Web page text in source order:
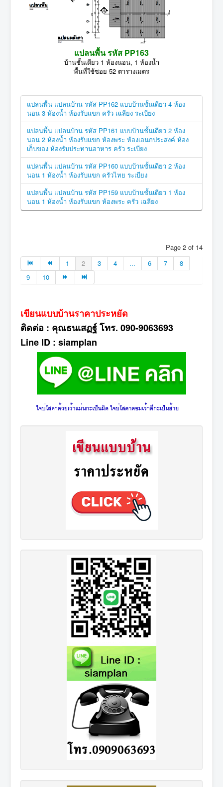
แปลนพื้น รหัส PP163
บ้านชั้นเดียว 1 ห้องนอน, 1 ห้องน้ำ
พื้นที่ใช้ซอย 52 ตารางเมตร
แปลนพื้น แปลนบ้าน รหัส PP162 แบบบ้านชั้นเดียว 4 ห้อง
นอน 3 ห้องน้ำ ห้องรับแขก ครัว เฉลียง ระเบียง
แปลนพื้น แปลนบ้าน รหัส PP161 แบบบ้านชั้นเดียว 2 ห้อง
นอน 2 ห้องน้ำ ห้องรับแขก ห้องพระ ห้องเอนกประสงค์ ห้อง
เก็บของ ห้องรับประทานอาหาร ครัว ระเบียง
แปลนพื้น แปลนบ้าน รหัส PP160 แบบบ้านชั้นเดียว 2 ห้อง
นอน 1 ห้องน้ำ ห้องรับแขก ครัวไทย ระเบียง
แปลนพื้น แปลนบ้าน รหัส PP159 แบบบ้านชั้นเดียว 1 ห้อง
นอน 1 ห้องน้ำ ห้องรับแขก ห้องพระ ครัว เฉลียง
Page 2 of 14
1
2 3 4 ... 6 7
8
9
10
เขียนแบบบ้านราคาประหยัด
ติดต่อ : คุณธนเสฏฐ์ โทร. 090-9063693
Line ID : siamplan